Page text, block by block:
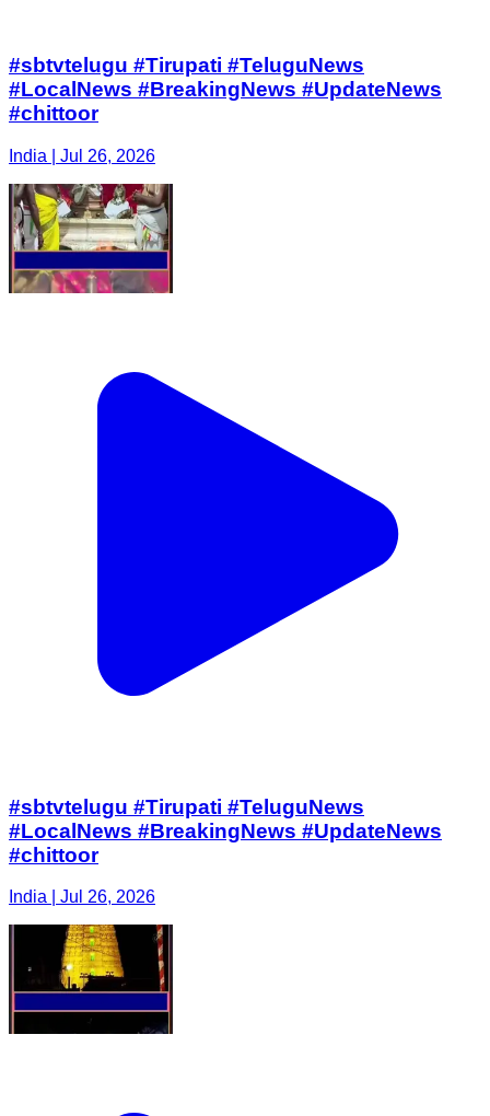
#sbtvtelugu #Tirupati #TeluguNews
#LocalNews #BreakingNews #UpdateNews
#chittoor
India | Jul 26, 2026
#sbtvtelugu #Tirupati #TeluguNews
#LocalNews #BreakingNews #UpdateNews
#chittoor
India | Jul 26, 2026